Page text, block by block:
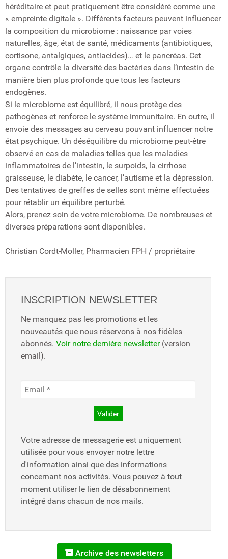
héréditaire et peut pratiquement être considéré comme une
« empreinte digitale ». Différents facteurs peuvent influencer
la composition du microbiome : naissance par voies
naturelles, âge, état de santé, médicaments (antibiotiques,
cortisone, antalgiques, antiacides)… et le pancréas. Cet
organe contrôle la diversité des bactéries dans l’intestin de
manière bien plus profonde que tous les facteurs
endogènes.
Si le microbiome est équilibré, il nous protège des
pathogènes et renforce le système immunitaire. En outre, il
envoie des messages au cerveau pouvant influencer notre
état psychique. Un déséquilibre du microbiome peut-être
observé en cas de maladies telles que les maladies
inflammatoires de l’intestin, le surpoids, la cirrhose
graisseuse, le diabète, le cancer, l’autisme et la dépression.
Des tentatives de greffes de selles sont même effectuées
pour rétablir un équilibre perturbé.
Alors, prenez soin de votre microbiome. De nombreuses et
diverses préparations sont disponibles.
Christian Cordt-Moller, Pharmacien FPH / propriétaire
INSCRIPTION NEWSLETTER
Ne manquez pas les promotions et les
nouveautés que nous réservons à nos fidèles
abonnés. Voir notre dernière newsletter(version
email).
Votre adresse de messagerie est uniquement
utilisée pour vous envoyer notre lettre
d'information ainsi que des informations
concernant nos activités. Vous pouvez à tout
moment utiliser le lien de désabonnement
intégré dans chacun de nos mails.
Archive des newsletters